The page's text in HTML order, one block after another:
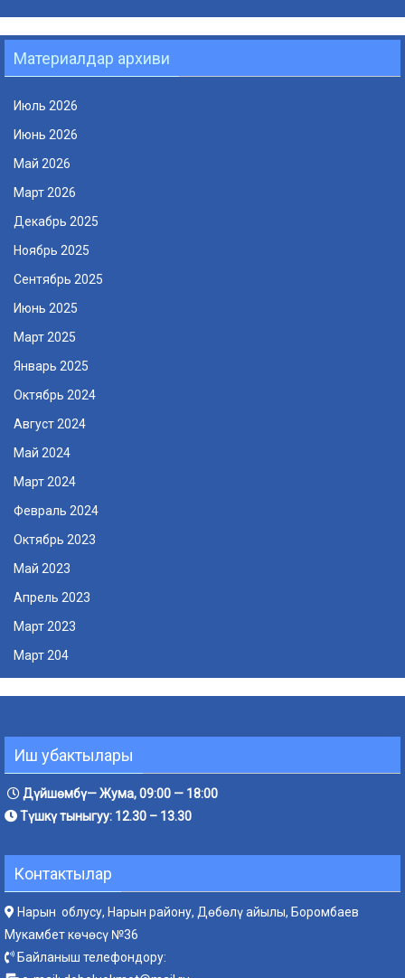
Материалдар архиви
Июль 2026
Июнь 2026
Май 2026
Март 2026
Декабрь 2025
Ноябрь 2025
Сентябрь 2025
Июнь 2025
Март 2025
Январь 2025
Октябрь 2024
Август 2024
Май 2024
Март 2024
Февраль 2024
Октябрь 2023
Май 2023
Апрель 2023
Март 2023
Март 204
Иш убактылары
Дүйшөмбү— Жума, 09:00 — 18:00
Түшкү тыныгуу: 12.30 – 13.30
Контактылар
Нарын облусу, Нарын району, Дөбөлү айылы, Боромбаев
Мукамбет көчөсү №36
Байланыш телефондору: